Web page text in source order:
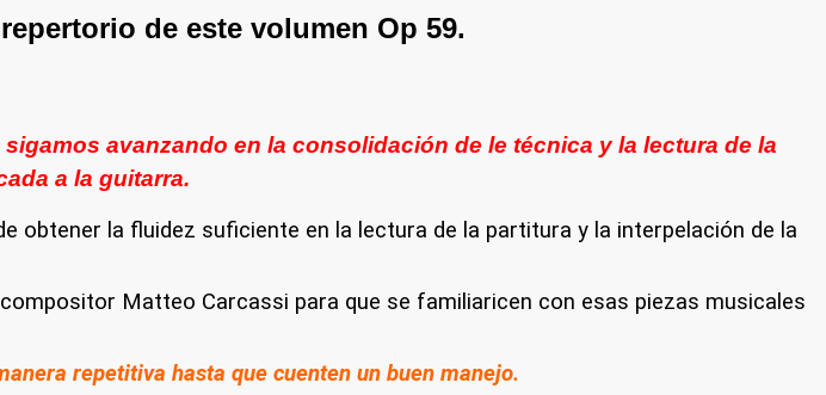
de este volumen Op 59.
avanzando en la consolidación de le técnica y la lectura de la
a la guitarra.
obtener la fluidez suficiente en la lectura de la partitura y la interpelación de la
Matteo Carcassi para que se familiaricen con esas piezas musicales
repetitiva hasta que cuenten un buen manejo.